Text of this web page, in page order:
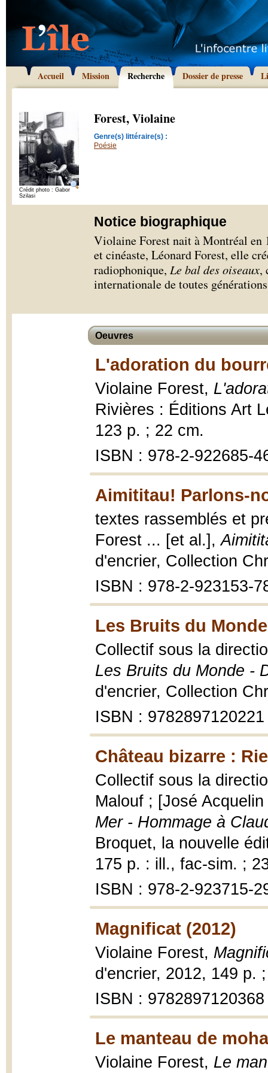
Accueil Mission Recherche Dossier de presse
Crédit photo : Gabor
Szilasi
Forest, Violaine
Genre(s) littéraire(s) :
Poésie
Notice biographique
Violaine Forest nait à Montréal en
et cinéaste, Léonard Forest, elle
radiophonique, Le bal des oiseaux,
internationale de toutes
Oeuvres
L'adoration du
Violaine Forest,
Rivières : Éditions Art
123 p. ; 22 cm.
ISBN : 978-2-922685-
Aimititau! Parlons-
textes rassemblés et
Forest ... [et al.],
d'encrier, Collection
ISBN : 978-2-923153-
Les Bruits du
Collectif sous la
Les Bruits du Monde -
d'encrier, Collection
ISBN : 9782897120221
Château bizarre :
Collectif sous la
Malouf ; [José
Mer - Hommage à
Broquet, la nouvelle
175 p. : ill., fac-sim. ;
ISBN : 978-2-923715-
Magnificat (2012)
Violaine Forest,
d'encrier, 2012, 149 p.
ISBN : 9782897120368
Le manteau de
Violaine Forest, Le